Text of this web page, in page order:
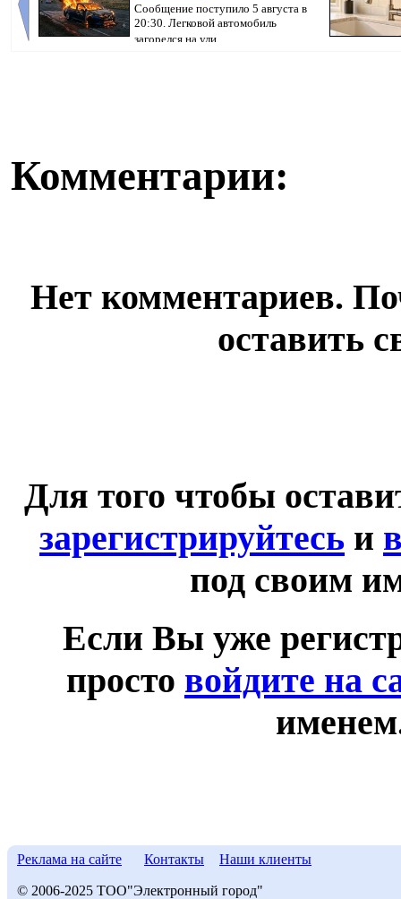
Сообщение поступило 5 августа в
20:30. Легковой автомобиль
загорелся на ули...
Комментарии:
Нет комментариев.
оставить
Для того чтобы
зарегистрируйтесь и
под своим
Если Вы уже
просто войдите на
Реклама на сайте Контакты Наши клиенты
© 2006-2025 ТОО"Электронный город"